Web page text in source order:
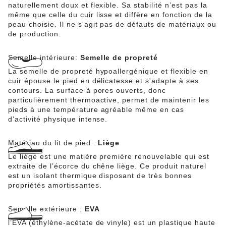
naturellement doux et flexible. Sa stabilité n’est pas la
même que celle du cuir lisse et diffère en fonction de la
peau choisie. Il ne s'agit pas de défauts de matériaux ou
de production.
Semelle intérieure: Semelle de propreté
La semelle de propreté hypoallergénique et flexible en
cuir épouse le pied en délicatesse et s'adapte à ses
contours. La surface à pores ouverts, donc
particulièrement thermoactive, permet de maintenir les
pieds à une température agréable même en cas
d’activité physique intense.
Matériau du lit de pied : Liège
Le liège est une matière première renouvelable qui est
extraite de l’écorce du chêne liège. Ce produit naturel
est un isolant thermique disposant de très bonnes
propriétés amortissantes.
Semelle extérieure : EVA
l’EVA (éthylène-acétate de vinyle) est un plastique haute